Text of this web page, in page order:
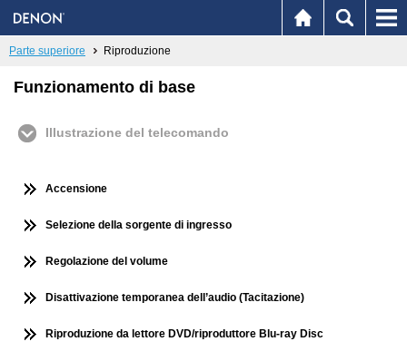
Parte superiore Riproduzione
Funzionamento di base
Illustrazione del telecomando
Accensione
Selezione della sorgente di ingresso
Regolazione del volume
Disattivazione temporanea dell’audio (Tacitazione)
Riproduzione da lettore DVD/riproduttore Blu-ray Disc